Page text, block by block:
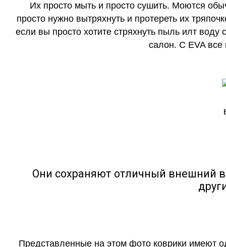
Их просто мыть и просто сушить. Моются
просто нужно вытряхнуть и протереть их
если вы просто хотите стряхнуть пыль илт воду
салон. С EVA все
Они сохраняют отличный внешний
Представленные на этом фото коврики имеют